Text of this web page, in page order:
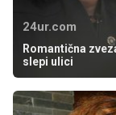
24ur.com
Romantična
slepi ulici